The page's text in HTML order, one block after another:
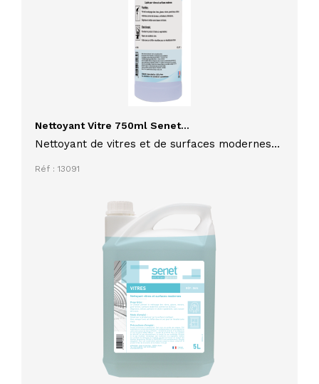
Nettoyant Vitre 750ml Senet...
Nettoyant de vitres et de surfaces modernes
traces
Réf : 13091